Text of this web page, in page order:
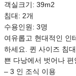
객실크기: 39m2
침대: 2개
수용인원: 3명
여유롭고 현대적인 인
하세요. 퀸 사이즈 침
쁜 다낭에서 벗어나 편
– 3 인 조식 이용